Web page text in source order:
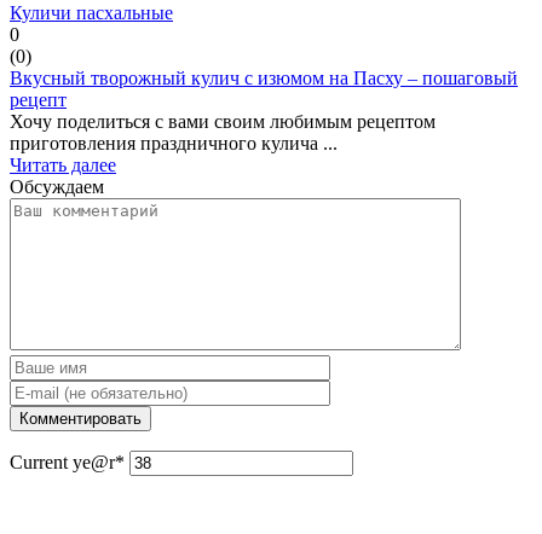
Куличи пасхальные
0
(0)
Вкусный творожный кулич с изюмом на Пасху – пошаговый
рецепт
Хочу поделиться с вами своим любимым рецептом
приготовления праздничного кулича ...
Читать далее
Обсуждаем
Current ye@r*